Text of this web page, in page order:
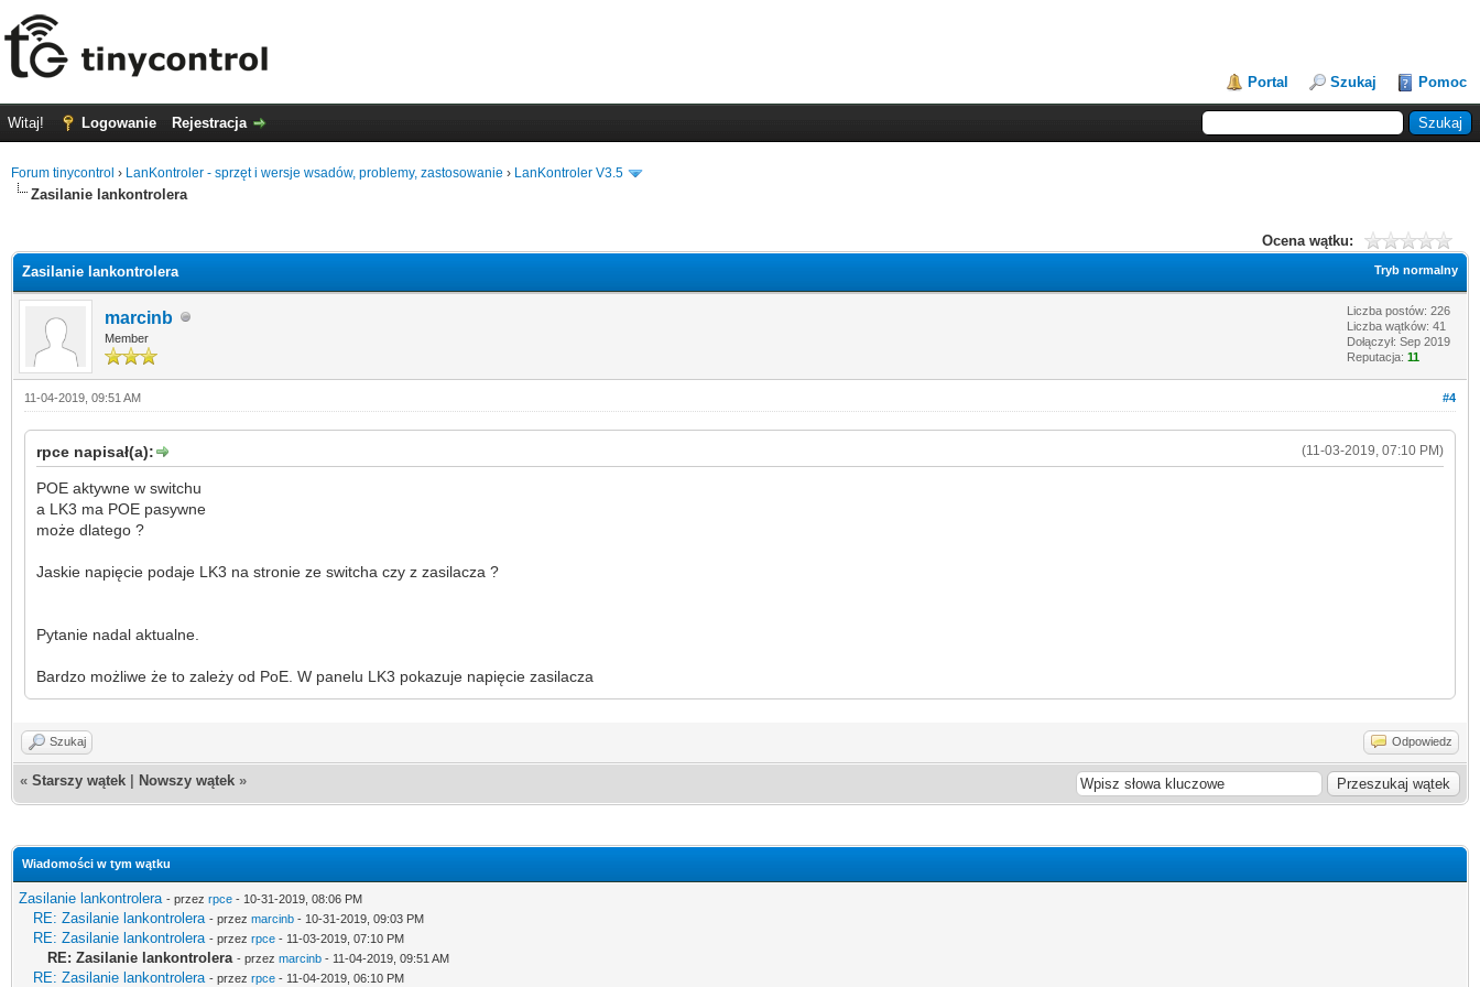
Portal Szukaj Pomoc
Witaj! Logowanie Rejestracja
Forum tinycontrol › LanKontroler - sprzęt i wersje wsadów, problemy, zastosowanie › LanKontroler V3.5
Zasilanie lankontrolera
Ocena wątku:
Tryb normalny
Zasilanie lankontrolera
marcinb
Member
Liczba postów: 226
Liczba wątków: 41
Dołączył: Sep 2019
Reputacja: 11
#4
11-04-2019, 09:51 AM
(11-03-2019, 07:10 PM)
rpce napisał(a):
POE aktywne w switchu
a LK3 ma POE pasywne
może dlatego ?
Jaskie napięcie podaje LK3 na stronie ze switcha czy z zasilacza ?
Pytanie nadal aktualne.
Bardzo możliwe że to zależy od PoE. W panelu LK3 pokazuje napięcie zasilacza
Szukaj Odpowiedz
« Starszy wątek Nowszy wątek »
Wiadomości w tym wątku
Zasilanie lankontrolera - przez rpce - 10-31-2019, 08:06 PM
RE: Zasilanie lankontrolera - przez marcinb - 10-31-2019, 09:03 PM
RE: Zasilanie lankontrolera - przez rpce - 11-03-2019, 07:10 PM
RE: Zasilanie lankontrolera - przez marcinb - 11-04-2019, 09:51 AM
RE: Zasilanie lankontrolera - przez rpce - 11-04-2019, 06:10 PM